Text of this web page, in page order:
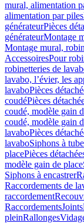
mural, alimentation
alimentation par piles
générateurPièces
générateurMontage
Montage mural,
AccessoiresPour
robinetteries de
lavabo, l’évier, les
lavaboPièces
coudéPièces
coudé, modèle gain
coudé, modèle gain
lavaboPièces
lavaboSiphons à
placePièces
modèle gain de place
Siphons à encastrer
Raccordements de
raccordement
RaccordementsJoints
pleinRallonges